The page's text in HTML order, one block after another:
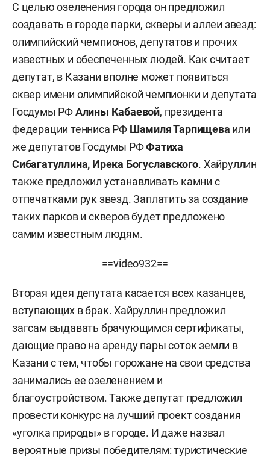
С целью озеленения города он предложил
создавать в городе парки, скверы и аллеи звезд:
олимпийский чемпионов, депутатов и прочих
известных и обеспеченных людей. Как считает
депутат, в Казани вполне может появиться
сквер имени олимпийской чемпионки и депутата
Госдумы РФАлины Кабаевой, президента
федерации тенниса РФ Шамиля Тарпищева или
же депутатов Госдумы РФФатиха
Сибагатуллина, Ирека Богуславского. Хайруллин
также предложил устанавливать камни с
отпечатками рук звезд. Заплатить за создание
таких парков и скверов будет предложено
самим известным людям.
==video932==
Вторая идея депутата касается всех казанцев,
вступающих в брак. Хайруллин предложил
загсам выдавать брачующимся сертификаты,
дающие право на аренду пары соток земли в
Казани с тем, чтобы горожане на свои средства
занимались ее озеленением и
благоустройством. Также депутат предложил
провести конкурс на лучший проект создания
«уголка природы» в городе. И даже назвал
вероятные призы победителям: туристические